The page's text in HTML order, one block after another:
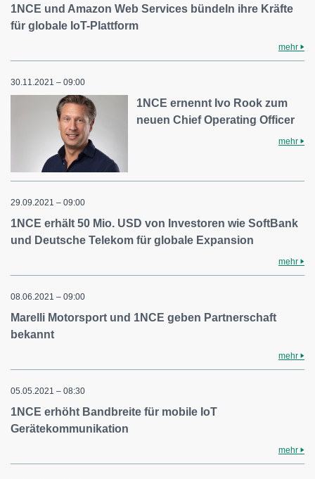
1NCE und Amazon Web Services bündeln ihre Kräfte
für globale IoT-Plattform
mehr
30.11.2021 – 09:00
1NCE ernennt Ivo Rook zum
neuen Chief Operating Officer
mehr
29.09.2021 – 09:00
1NCE erhält 50 Mio. USD von Investoren wie SoftBank
und Deutsche Telekom für globale Expansion
mehr
08.06.2021 – 09:00
Marelli Motorsport und 1NCE geben Partnerschaft
bekannt
mehr
05.05.2021 – 08:30
1NCE erhöht Bandbreite für mobile IoT
Gerätekommunikation
mehr